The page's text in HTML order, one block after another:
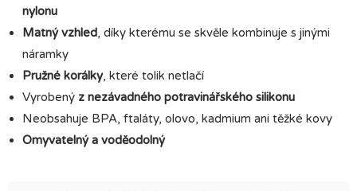
nylonu
Matný vzhled, díky kterému se skvěle kombinuje s jinými
náramky
Pružné korálky, které tolik netlačí
Vyrobený z nezávadného potravinářského silikonu
Neobsahuje BPA, ftaláty, olovo, kadmium ani těžké kovy
Omyvatelný a voděodolný